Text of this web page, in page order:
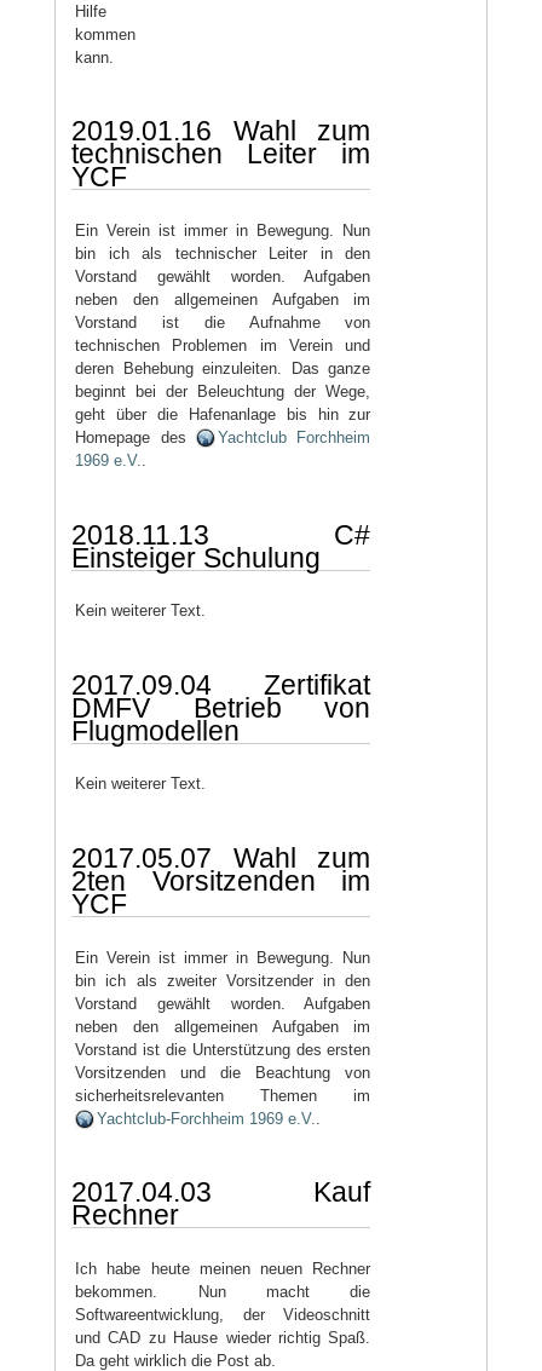
Hilfe
kommen
kann.
2019.01.16 Wahl zum
technischen Leiter im
YCF
Ein Verein ist immer in Bewegung. Nun
bin ich als technischer Leiter in den
Vorstand gewählt worden. Aufgaben
neben den allgemeinen Aufgaben im
Vorstand ist die Aufnahme von
technischen Problemen im Verein und
deren Behebung einzuleiten. Das ganze
beginnt bei der Beleuchtung der Wege,
geht über die Hafenanlage bis hin zur
Homepage des
Yachtclub Forchheim
1969 e.V.
2018.11.13 C#
Einsteiger Schulung
Kein weiterer Text.
2017.09.04 Zertifikat
DMFV Betrieb von
Flugmodellen
Kein weiterer Text.
2017.05.07 Wahl zum
2ten Vorsitzenden im
YCF
Ein Verein ist immer in Bewegung. Nun
bin ich als zweiter Vorsitzender in den
Vorstand gewählt worden. Aufgaben
neben den allgemeinen Aufgaben im
Vorstand ist die Unterstützung des ersten
Vorsitzenden und die Beachtung von
sicherheitsrelevanten Themen im
Yachtclub-Forchheim 1969 e.V.
2017.04.03 Kauf
Rechner
Ich habe heute meinen neuen Rechner
bekommen. Nun macht die
Softwareentwicklung, der Videoschnitt
und CAD zu Hause wieder richtig Spaß.
Da geht wirklich die Post ab.